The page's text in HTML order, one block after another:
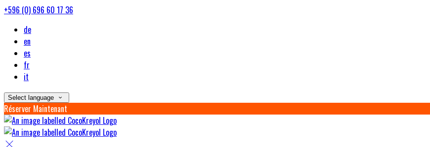
+596 (0) 696 60 17 36
de
en
es
fr
it
Select language
Réserver Maintenant